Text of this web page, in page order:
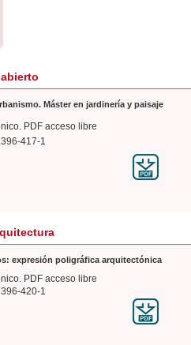
Máster en jardinería y paisaje
PDF acceso libre
417-1
expresión poligráfica arquitectónica
PDF acceso libre
420-1